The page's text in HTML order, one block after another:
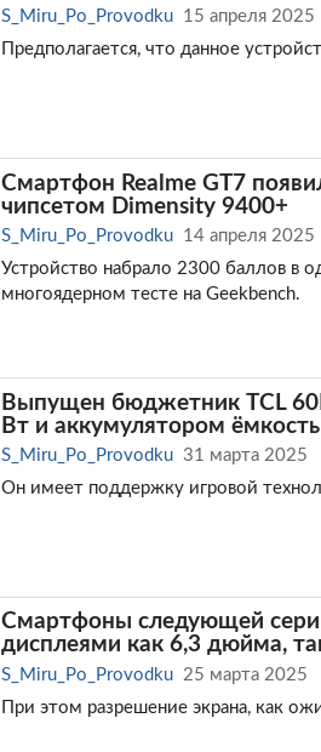
S_Miru_Po_Provodku
15 апреля 2025
Предполагается, что данное
Смартфон Realme GT7
чипсетом Dimensity 9400+
S_Miru_Po_Provodku
14 апреля 2025
Устройство набрало 2300 баллов в
многоядерном тесте на Geekbench.
Выпущен бюджетник TCL
Вт и аккумулятором
S_Miru_Po_Provodku 31 марта 2025
Он имеет поддержку игровой
Смартфоны следующей
дисплеями как 6,3 дюйма,
S_Miru_Po_Provodku
25 марта 2025
При этом разрешение экрана, как